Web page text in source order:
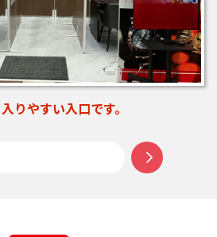
だけでもお気軽にご来店ください。